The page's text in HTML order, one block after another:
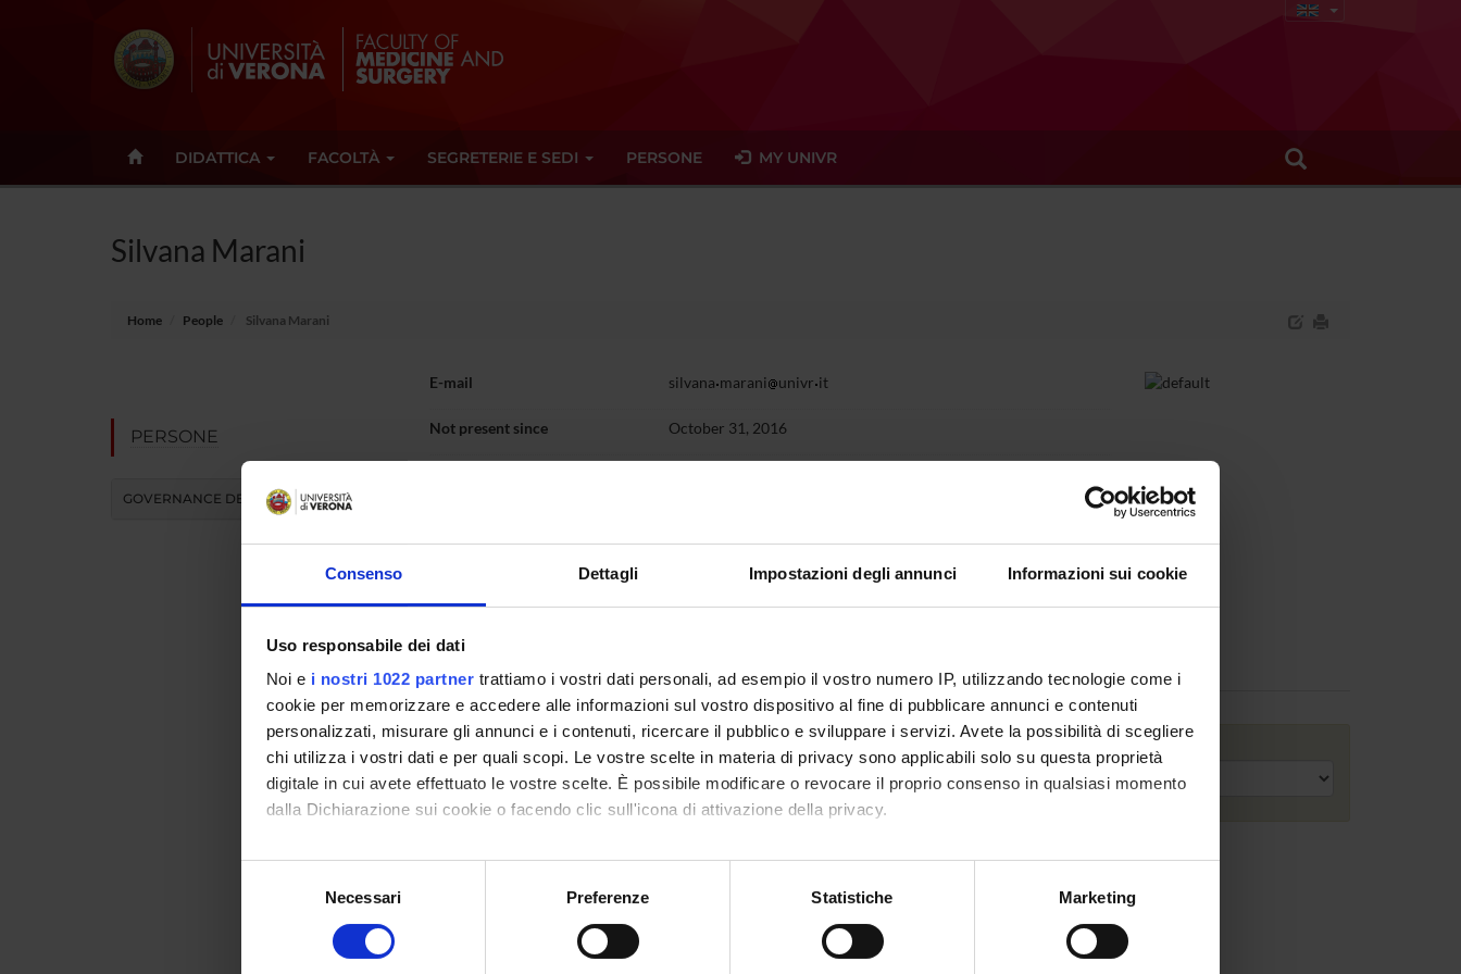
Consenso Dettagli Impostazioni degli annunci Informazioni sui cookie
Uso responsabile dei dati
Noi e i nostri 1022 partner trattiamo i vostri dati personali, ad esempio il vostro numero IP, utilizzando tecnologie come i
cookie per memorizzare e accedere alle informazioni sul vostro dispositivo al fine di pubblicare annunci e contenuti
personalizzati, misurare gli annunci e i contenuti, ricercare il pubblico e sviluppare i servizi. Avete la possibilità di scegliere
chi utilizza i vostri dati e per quali scopi. Le vostre scelte in materia di privacy sono applicabili solo su questa proprietà
digitale in cui avete effettuato le vostre scelte. È possibile modificare o revocare il proprio consenso in qualsiasi momento
dalla Dichiarazione sui cookie o facendo clic sull'icona di attivazione della privacy.
Con il tuo consenso, vorremmo anche:
raccogliere informazioni sulla tua posizione geografica, con un'approssimazione di qualche metro,
digitali).
Necessari Preferenze Statistiche Marketing
DIDATTICA FACOLTÀ SEGRETERIE E SEDI PERSONE MY UNIVR
Silvana Marani
Home People Silvana Marani
PERSONE
GOVERNANCE DELLA FACOLTÀ
E-mail silvana marani univr it
Not present since October 31, 2016
MODULES
Modules running in the period selected:0.
Click on the module to see the timetable and course details.
Academic year